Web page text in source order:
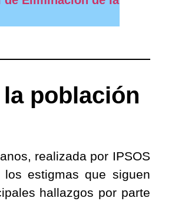
población
realizada por IPSOS
estigmas que siguen
hallazgos por parte